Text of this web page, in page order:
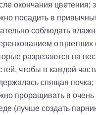
окончания цветения;
посадить в
соблюдать
отцветших
разрезаются на
чтобы в каждой
спящая почка;
проращивать в
(лучше создать